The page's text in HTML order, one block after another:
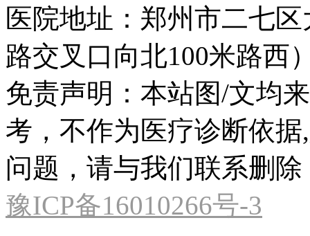
医院地址：郑州市二七
路交叉口向北100米路西
免责声明：本站图/文均
考，不作为医疗诊断依
问题，请与我们联系删除
豫ICP备16010266号-3